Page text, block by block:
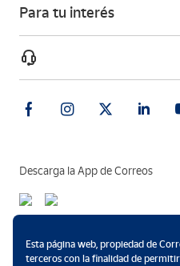
Para tu interés
Descarga la App de Correos
Esta página web, propiedad de
terceros con la finalidad de